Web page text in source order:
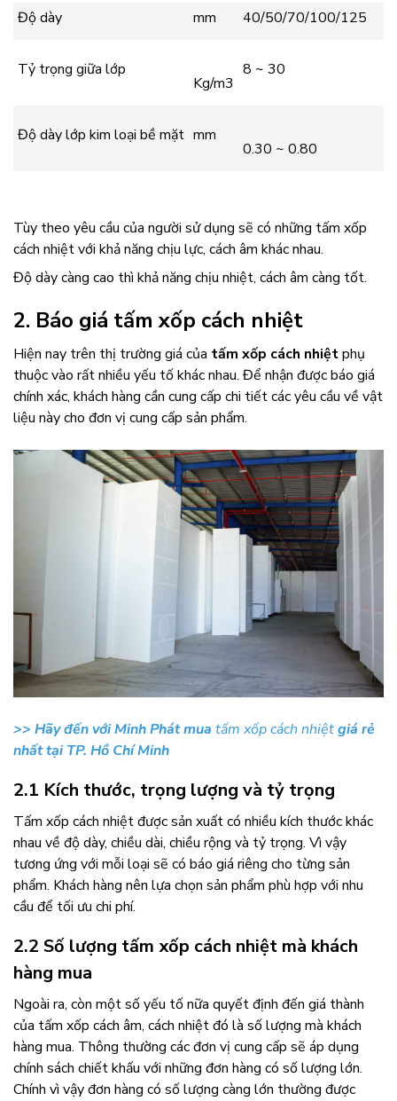
Độ dày
mm 40/50/70/100/125
Tỷ trọng giữa lớp
Kg/m3
8 ~ 30
Độ dày lớp kim loại bề mặt mm
0.30 ~ 0.80
Tùy theo yêu cầu của người sử dụng sẽ có những tấm xốp
cách nhiệt với khả năng chịu lực, cách âm khác nhau.
Độ dày càng cao thì khả năng chịu nhiệt, cách âm càng tốt.
2. Báo giá tấm xốp cách nhiệt
Hiện nay trên thị trường giá của tấm xốp cách nhiệtphụ
thuộc vào rất nhiều yếu tố khác nhau. Để nhận được báo giá
chính xác, khách hàng cần cung cấp chi tiết các yêu cầu về vật
liệu này cho đơn vị cung cấp sản phẩm.
>> Hãy đến với Minh Phát mua tấm xốp cách nhiệtgiá rẻ
nhất tại TP. Hồ Chí Minh
2.1 Kích thước, trọng lượng và tỷ trọng
Tấm xốp cách nhiệt được sản xuất có nhiều kích thước khác
nhau về độ dày, chiều dài, chiều rộng và tỷ trọng. Vì vậy
tương ứng với mỗi loại sẽ có báo giá riêng cho từng sản
phẩm. Khách hàng nên lựa chọn sản phẩm phù hợp với nhu
cầu để tối ưu chi phí.
2.2 Số lượng tấm xốp cách nhiệt mà khách
hàng mua
Ngoài ra, còn một số yếu tố nữa quyết định đến giá thành
của tấm xốp cách âm, cách nhiệt đó là số lượng mà khách
hàng mua. Thông thường các đơn vị cung cấp sẽ áp dụng
chính sách chiết khấu với những đơn hàng có số lượng lớn.
Chính vì vậy đơn hàng có số lượng càng lớn thường được